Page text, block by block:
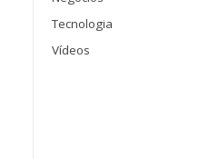
Tecnologia
Vídeos